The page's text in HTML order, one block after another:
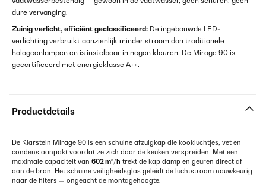
dure vervanging.
Zuinig verlicht, efficiënt geclassificeerd: De ingebouwde LED-
verlichting verbruikt aanzienlijk minder stroom dan traditionele
halogeenlampen en is instelbaar in negen kleuren. De Mirage 90 is
gecertificeerd met energieklasse A++.
Productdetails
De Klarstein Mirage 90 is een schuine afzuigkap die kookluchtjes, vet en
condens aanpakt voordat ze zich door de keuken verspreiden. Met een
maximale capaciteit van 602 m³/h trekt de kap damp en geuren direct af
aan de bron. Het schuine veiligheidsglas geleidt de luchtstroom nauwkeurig
naar de filters — ongeacht de montagehoogte.